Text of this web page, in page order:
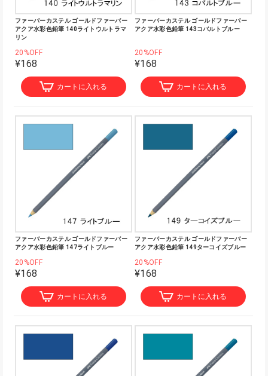
ファーバーカステル ゴールドファーバー
アクア水彩色鉛筆 140ライトウルトラマ
リン
20%OFF
¥168
カートに入れる
ファーバーカステル ゴールドファーバー
アクア水彩色鉛筆 143コバルトブルー
20%OFF
¥168
カートに入れる
ファーバーカステル ゴールドファーバー
アクア水彩色鉛筆 147ライトブルー
20%OFF
¥168
カートに入れる
ファーバーカステル ゴールドファーバー
アクア水彩色鉛筆 149ターコイズブルー
20%OFF
¥168
カートに入れる